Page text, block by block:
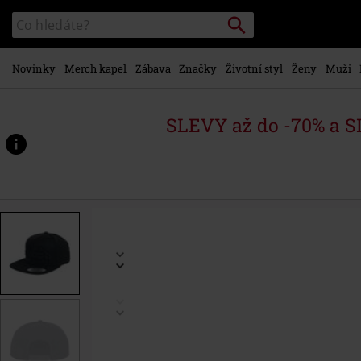
hlavnímu
obsahu
Katalog
vyhledávání
Vyhledávání
Novinky Merch kapel Zábava Značky Životní styl Ženy Muži
SLEVY až do -70% a
www.emp-
p/logo/381960St.html